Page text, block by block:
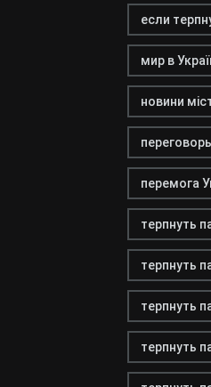
если
мир в
новини
перемога
терпнуть
терпнуть
терпнуть
терпнуть